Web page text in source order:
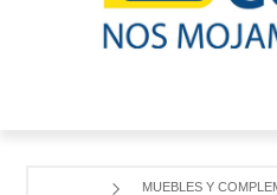
MUEBLES Y